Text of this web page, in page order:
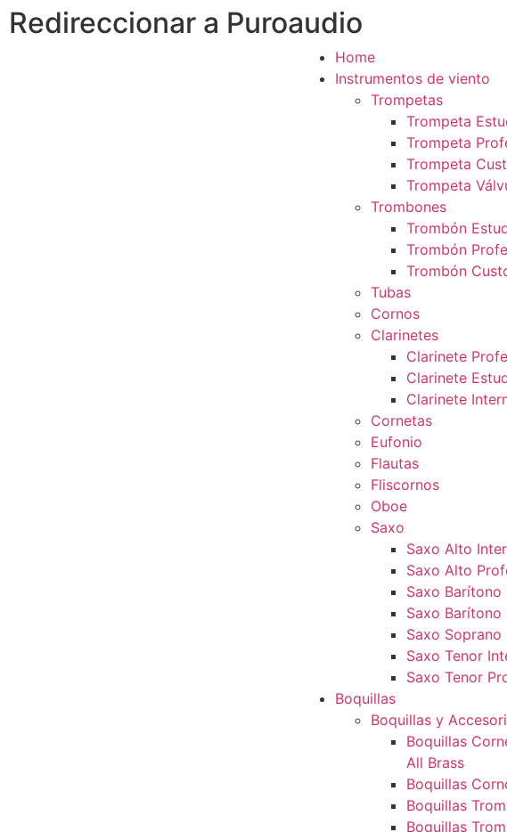
Redireccionar a Puroaudio
Home
Instrumentos de viento
Trompetas
Trompeta
Trompeta
Trompeta
Trompeta
Trombones
Trombón
Trombón
Trombón
Tubas
Cornos
Clarinetes
Clarinete
Clarinete
Clarinete
Cornetas
Eufonio
Flautas
Fliscornos
Oboe
Saxo
Saxo Alto
Saxo Alto
Saxo Barítono
Saxo Barítono
Saxo Soprano
Saxo Tenor
Saxo Tenor
Boquillas
Boquillas y
Boquillas
All Brass
Boquillas
Boquillas
Boquillas